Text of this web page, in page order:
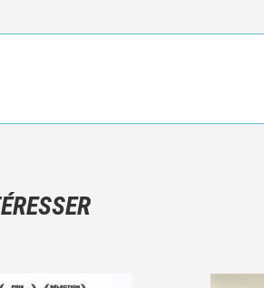
pas à décrire clairement vos
à ne pas dévoiler d'éléments de